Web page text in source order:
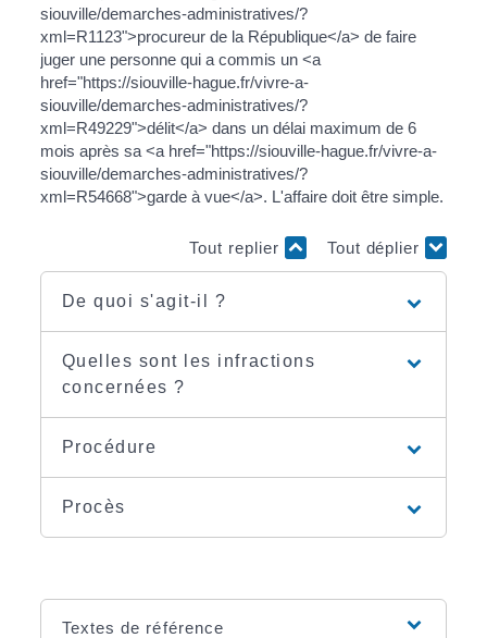
siouville/demarches-administratives/?
xml=R1123">procureur de la République</a> de faire
juger une personne qui a commis un <a
href="https://siouville-hague.fr/vivre-a-
siouville/demarches-administratives/?
xml=R49229">délit</a> dans un délai maximum de 6
mois après sa <a href="https://siouville-hague.fr/vivre-a-
siouville/demarches-administratives/?
xml=R54668">garde à vue</a>. L'affaire doit être simple.
Tout replier Tout déplier
De quoi s'agit-il ?
Quelles sont les infractions
concernées ?
Procédure
Procès
Textes de référence